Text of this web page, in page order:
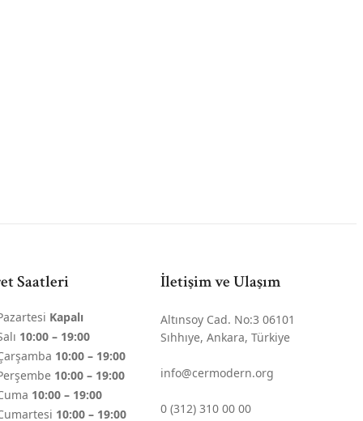
Saatleri
Kapalı
10:00 – 19:00
10:00 – 19:00
10:00 – 19:00
10:00 – 19:00
10:00 – 19:00
İletişim ve Ulaşım
Altınsoy Cad. No:3 06101
Sıhhıye, Ankara, Türkiye
info@cermodern.org
0 (312) 310 00 00